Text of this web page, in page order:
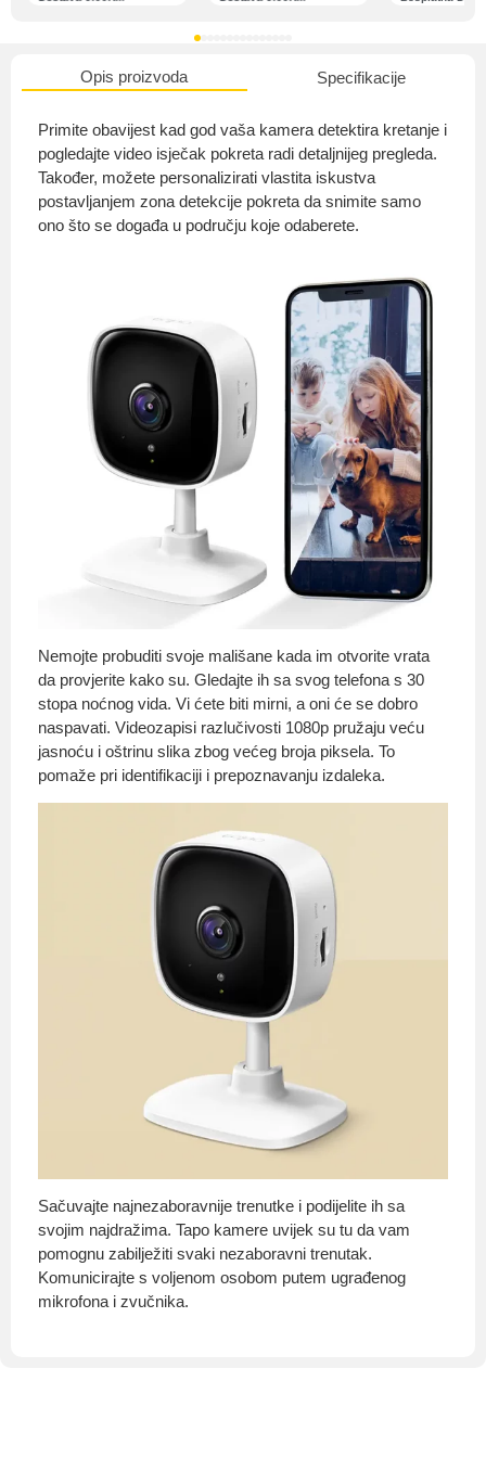
Opis proizvoda Specifikacije
Primite obavijest kad god vaša kamera detektira kretanje i
pogledajte video isječak pokreta radi detaljnijeg pregleda.
Također, možete personalizirati vlastita iskustva
postavljanjem zona detekcije pokreta da snimite samo
ono što se događa u području koje odaberete.
Nemojte probuditi svoje mališane kada im otvorite vrata
da provjerite kako su. Gledajte ih sa svog telefona s 30
stopa noćnog vida. Vi ćete biti mirni, a oni će se dobro
naspavati. Videozapisi razlučivosti 1080p pružaju veću
jasnoću i oštrinu slika zbog većeg broja piksela. To
pomaže pri identifikaciji i prepoznavanju izdaleka.
Sačuvajte najnezaboravnije trenutke i podijelite ih sa
svojim najdražima. Tapo kamere uvijek su tu da vam
pomognu zabilježiti svaki nezaboravni trenutak.
Komunicirajte s voljenom osobom putem ugrađenog
mikrofona i zvučnika.
O nama
Privatnost kupca
Uvjeti i odredbe